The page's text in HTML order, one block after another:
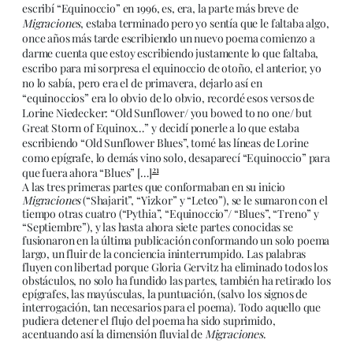
escribí “Equinoccio” en 1996, es, era, la parte más breve de
Migraciones, estaba terminado pero yo sentía que le faltaba algo,
once años más tarde escribiendo un nuevo poema comienzo a
darme cuenta que estoy escribiendo justamente lo que faltaba,
escribo para mi sorpresa el equinoccio de otoño, el anterior, yo
no lo sabía, pero era el de primavera, dejarlo así en
“equinoccios” era lo obvio de lo obvio, recordé esos versos de
Lorine Niedecker: “Old Sunflower/ you bowed to no one/ but
Great Storm of Equinox…” y decidí ponerle a lo que estaba
escribiendo “Old Sunflower Blues”, tomé las líneas de Lorine
como epígrafe, lo demás vino solo, desaparecí “Equinoccio” para
que fuera ahora “Blues” […]21
A las tres primeras partes que conformaban en su inicio
Migraciones(“Shajarit”, “Yizkor” y “Leteo”), se le sumaron con el
tiempo otras cuatro (“Pythia”, “Equinoccio”/ “Blues”, “Treno” y
“Septiembre”), y las hasta ahora siete partes conocidas se
fusionaron en la última publicación conformando un solo poema
largo, un fluir de la conciencia ininterrumpido. Las palabras
fluyen con libertad porque Gloria Gervitz ha eliminado todos los
obstáculos, no solo ha fundido las partes, también ha retirado los
epígrafes, las mayúsculas, la puntuación, (salvo los signos de
interrogación, tan necesarios para el poema). Todo aquello que
pudiera detener el flujo del poema ha sido suprimido,
acentuando así la dimensión fluvial deMigraciones.